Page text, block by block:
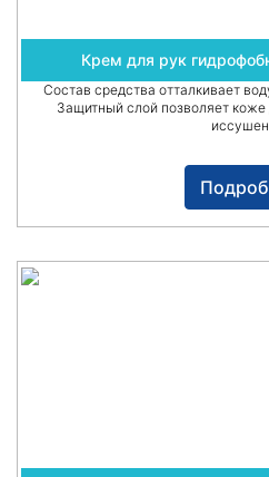
Крем для рук
Состав средства отталкивает
Защитный слой позволяет